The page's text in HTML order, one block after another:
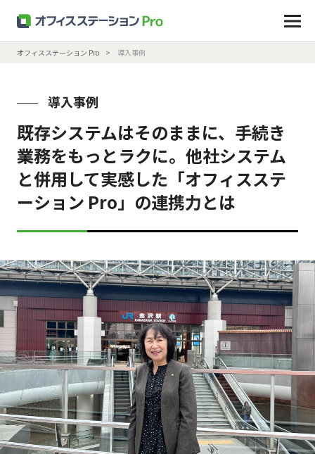
オフィスステーション Pro 導入事例
導入事例
既存システムはそのままに、手続き
業務をもっとラクに。他社システム
と併用して実感した「オフィスステ
ーション Pro」の連携力とは